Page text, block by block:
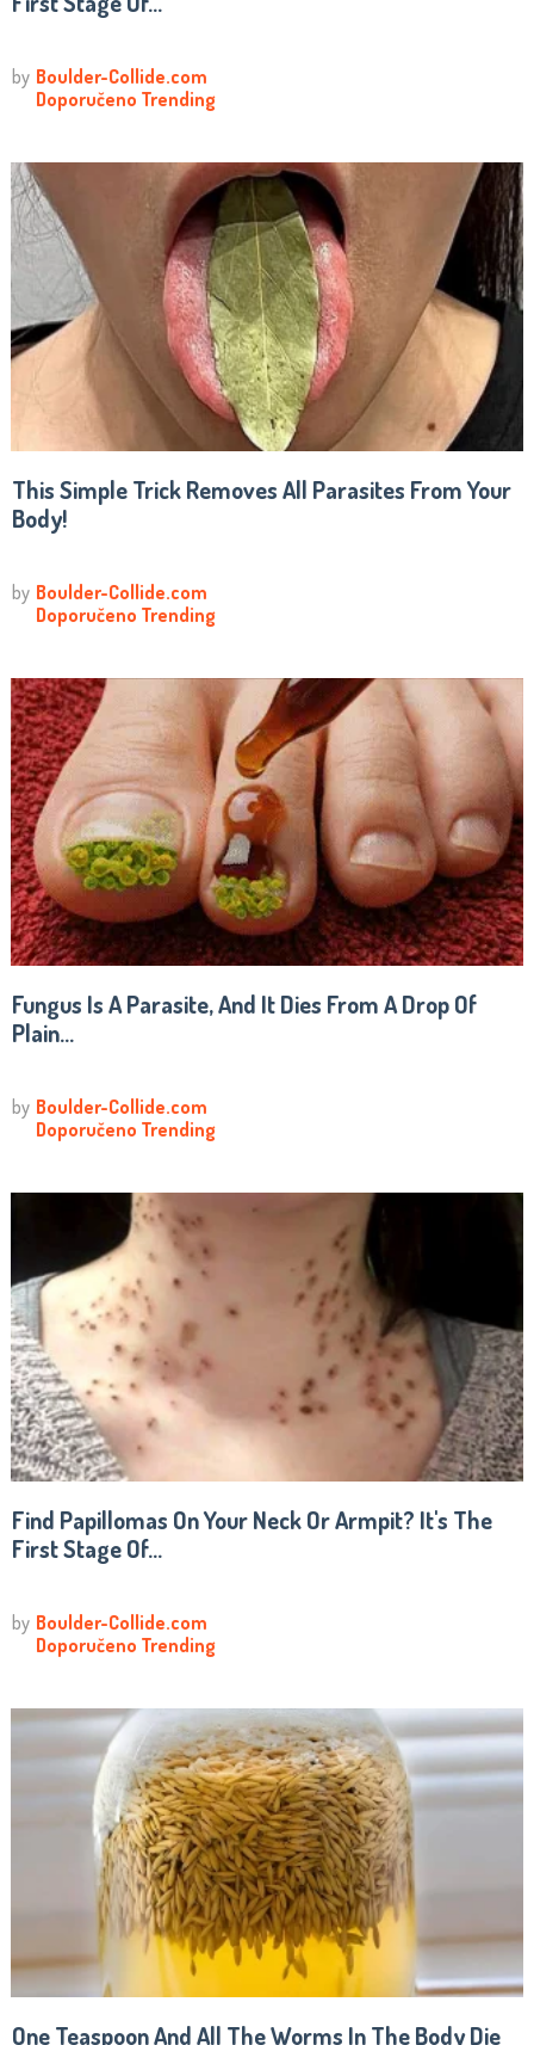
This Simple Trick Removes All Parasites From Your
Body!
Fungus Is A Parasite, And It Dies From A Drop Of
Plain...
Find Papillomas On Your Neck Or Armpit? It's The
First Stage Of...
One Teaspoon And All The Worms In The Body Die